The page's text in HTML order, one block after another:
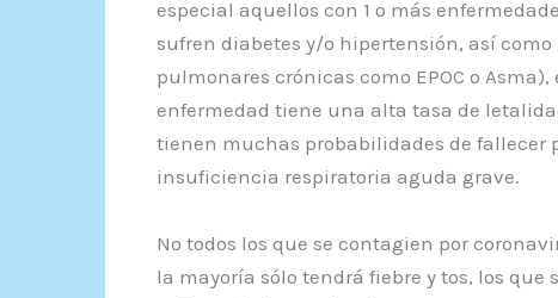
especial aquellos con 1 o más
sufren diabetes y/o hipertensión, así
pulmonares crónicas como EPOC o
enfermedad tiene una alta tasa de
tienen muchas probabilidades de fallecer
insuficiencia respiratoria aguda grave.
No todos los que se contagien por
la mayoría sólo tendrá fiebre y tos, los